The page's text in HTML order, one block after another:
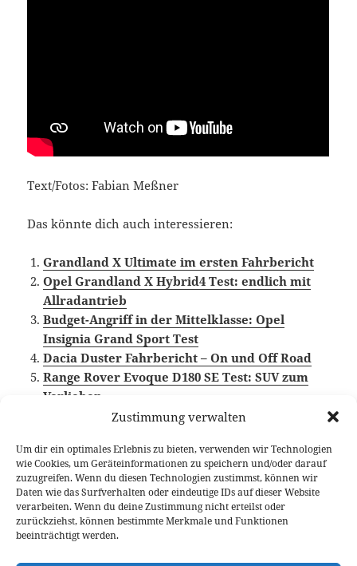
Zustimmung verwalten
Um dir ein optimales Erlebnis zu bieten, verwenden wir Technologien
wie Cookies, um Geräteinformationen zu speichern und/oder darauf
zuzugreifen. Wenn du diesen Technologien zustimmst, können wir
Daten wie das Surfverhalten oder eindeutige IDs auf dieser Website
verarbeiten. Wenn du deine Zustimmung nicht erteilst oder
zurückziehst, können bestimmte Merkmale und Funktionen
beeinträchtigt werden.
Text/Fotos: Fabian Meßner
Das könnte dich auch interessieren:
Grandland X Ultimate im ersten Fahrbericht
Opel Grandland X Hybrid4 Test: endlich mit
Allradantrieb
Budget-Angriff in der Mittelklasse: Opel
Insignia Grand Sport Test
Dacia Duster Fahrbericht – On und Off Road
Range Rover Evoque D180 SE Test: SUV zum
Verlieben
Veröffentlicht
am
2. Oktober 2017 Autor
Fabian Meßner Kategorien
Fahrberichte
Kompakt SUV,Opel,Video Fahrbericht
Beitragsnavigation
VORHERIGER
Vorheriger
Zylinderabschaltung im Mazda CX-5: